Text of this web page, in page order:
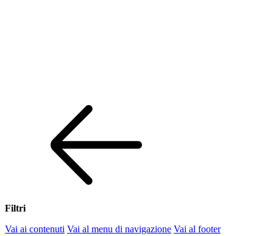
Filtri
Vai ai contenuti Vai al menu di navigazione Vai al footer